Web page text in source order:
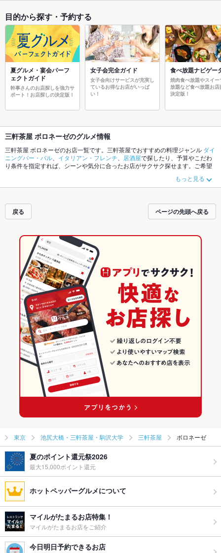
目的から探す・予約する
夏グルメ・宴会パーフ
ェクトガイド
幹事さんのお店探しを強力サ
ポート！お店探しの決定版！
女子会完全ガイド
女子会向けサービスが充実し
ているお得なお店がいっぱ
い！
食べ放題ナビゲー
焼肉食べ放題やスイー
放題など食べ放題お店
決定版！
三軒茶屋 ボロネーゼのグルメ情報
三軒茶屋 ボロネーゼのお店一覧です。三軒茶屋でおすすめの料理ジャンル ダイ
ニングバー・バル
イタリアン・フレンチ 居酒屋で探したり、予算やこだわ
り条件を指定すれば、シーンや気分に合ったお店がサクサク探せます。ご希望
もチェックしてみてください。ホットペッパーグルメなら、お得なクーポ
ンはもちろん、こだわりメニューからあげ、馬刺し、お茶漬けや季節のおすす
利なネット予約が使えるお店も拡大中です。友達どうしの飲み会にも、会社の
宴会にも、デートやパーティーにもお得に便利にホットペッパーグルメをご利
用ください。
もっと見る
戻る ページの先頭へ戻る
東京 池尻大橋・三軒茶屋・駒沢大学 三軒茶屋 ボロネーゼ
夏のポイント還元祭2026
最大15,000ポイント還元
ホットペッパーグルメについて
マイルがたまるお店特集！
マイルがたまるお店をご紹介
今日明日予約できるお店